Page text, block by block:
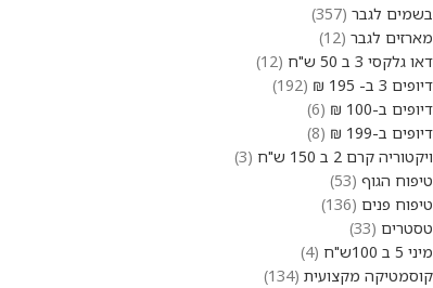
בשמים לגבר 357
מארזים לגבר 12
דאו גלקסי 3 ב 50 ש"ח
12
דיופים 3 ב- 195 ₪
192
דיופים ב-100 ₪
6
דיופים ב-199 ₪
8
ויקטוריה קרם 2 ב 150 ש"ח
3
טיפוח הגוף 53
טיפוח פנים 136
טסטרים 33
מיני 5 ב 100ש"ח
4
קוסמטיקה מקצועית 134